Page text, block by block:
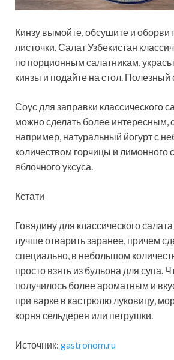
Кинзу вымойте, обсушите и
листочки. Салат Узбекистан
по порционным салатникам,
кинзы и подайте на стол. Полезный
Соус для заправки классического
можно сделать более интересным,
например, натуральный йогурт с
количеством горчицы и лимонного
яблочного уксуса.
Кстати
Говядину для классического
лучше отварить заранее, причем
специально, в небольшом
просто взять из бульона для супа.
получилось более ароматным и
при варке в кастрюлю луковицу,
корня сельдерея или петрушки.
Источник: gastronom.ru